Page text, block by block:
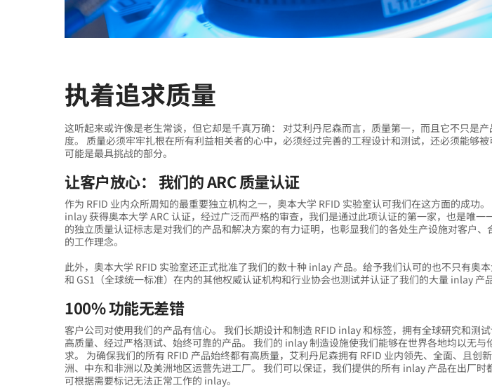
执着追求质量
这听起来或许像是老生常谈，但它却是千真万确： 对艾利丹尼森而言，质量第一，而且它不只是
度。 质量必须牢牢扎根在所有利益相关者的心中，必须经过完善的工程设计和测试，还必须能够
可能是最具挑战的部分。
让客户放心： 我们的 ARC 质量认证
作为 RFID 业内众所周知的最重要独立机构之一，奥本大学 RFID 实验室认可我们在这方面的成功
inlay 获得奥本大学 ARC 认证，经过广泛而严格的审查，我们是通过此项认证的第一家，也是唯一
的独立质量认证标志是对我们的产品和解决方案的有力证明，也彰显我们的各处生产设施对客户、
的工作理念。
此外，奥本大学 RFID 实验室还正式批准了我们的数十种 inlay 产品。给予我们认可的也不只有奥
和 GS1（全球统一标准）在内的其他权威认证机构和行业协会也测试并认证了我们的大量 inlay 产
100% 功能无差错
客户公司对使用我们的产品有信心。 我们长期设计和制造 RFID inlay 和标签，拥有全球研究和测
高质量、经过严格测试、始终可靠的产品。 我们的 inlay 制造设施使我们能够在世界各地均以无与
求。 为确保我们的所有 RFID 产品始终都有高质量，艾利丹尼森拥有 RFID 业内领先、全面、且创
洲、中东和非洲以及美洲地区运营先进工厂。 我们可以保证，我们提供的所有 inlay 产品在出厂时
可根据需要标记无法正常工作的 inlay。